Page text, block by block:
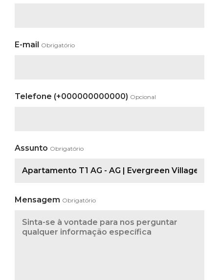
E-mail Obrigatório
Telefone (+000000000000) Opcional
Assunto Obrigatório
Mensagem Obrigatório